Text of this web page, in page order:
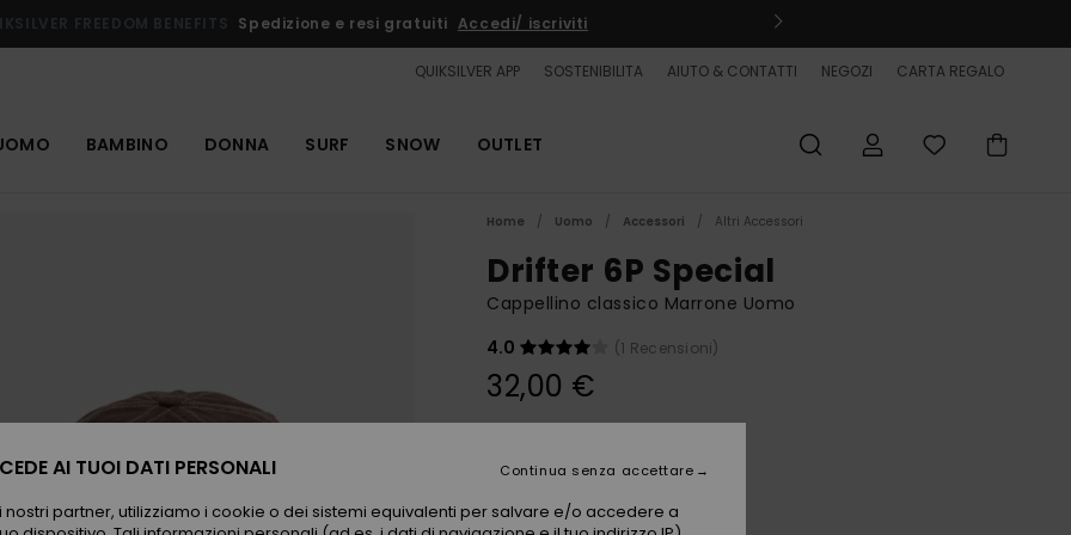
FREEDOM BENEFITS Spedizione e resi gratuiti Accedi/ iscriviti
QUIKSILVER APP SOSTENIBILITA AIUTO & CONTATTI NEGOZI CARTA REGALO
BAMBINO DONNA SURF SNOW OUTLET
Home Uomo Accessori Altri Accessori
Drifter 6P Special
Cappellino classico Marrone Uomo
4.0
(1 Recensioni)
32,00 €
AI TUOI DATI PERSONALI
partner, utilizziamo i cookie o dei sistemi equivalenti per salvare e/o accedere a
Continua senza accettare